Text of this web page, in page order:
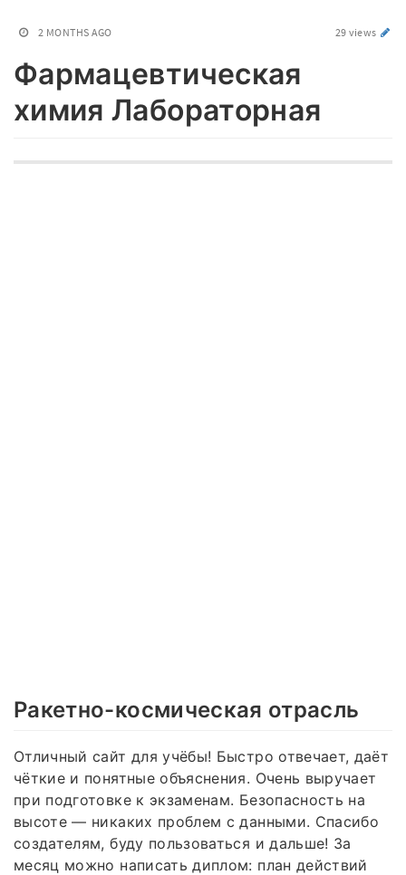
2 MONTHS AGO 29 views
Фармацевтическая
химия Лабораторная
Ракетно-космическая отрасль
Отличный сайт для учёбы! Быстро отвечает, даёт
чёткие и понятные объяснения. Очень выручает
при подготовке к экзаменам. Безопасность на
высоте — никаких проблем с данными. Спасибо
создателям, буду пользоваться и дальше! За
месяц можно написать диплом: план действий